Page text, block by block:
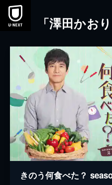
本文へスキップ
「澤田かお
きのう何食べた？